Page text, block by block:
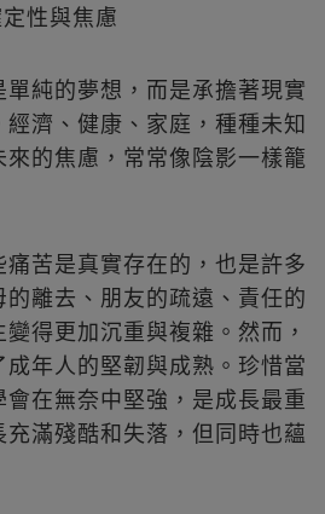
性與焦慮
純的夢想，而是承擔著現實
濟、健康、家庭，種種未知
的焦慮，常常像陰影一樣籠
苦是真實存在的，也是許多
離去、朋友的疏遠、責任的
得更加沉重與複雜。然而，
年人的堅韌與成熟。珍惜當
在無奈中堅強，是成長最重
滿殘酷和失落，但同時也蘊